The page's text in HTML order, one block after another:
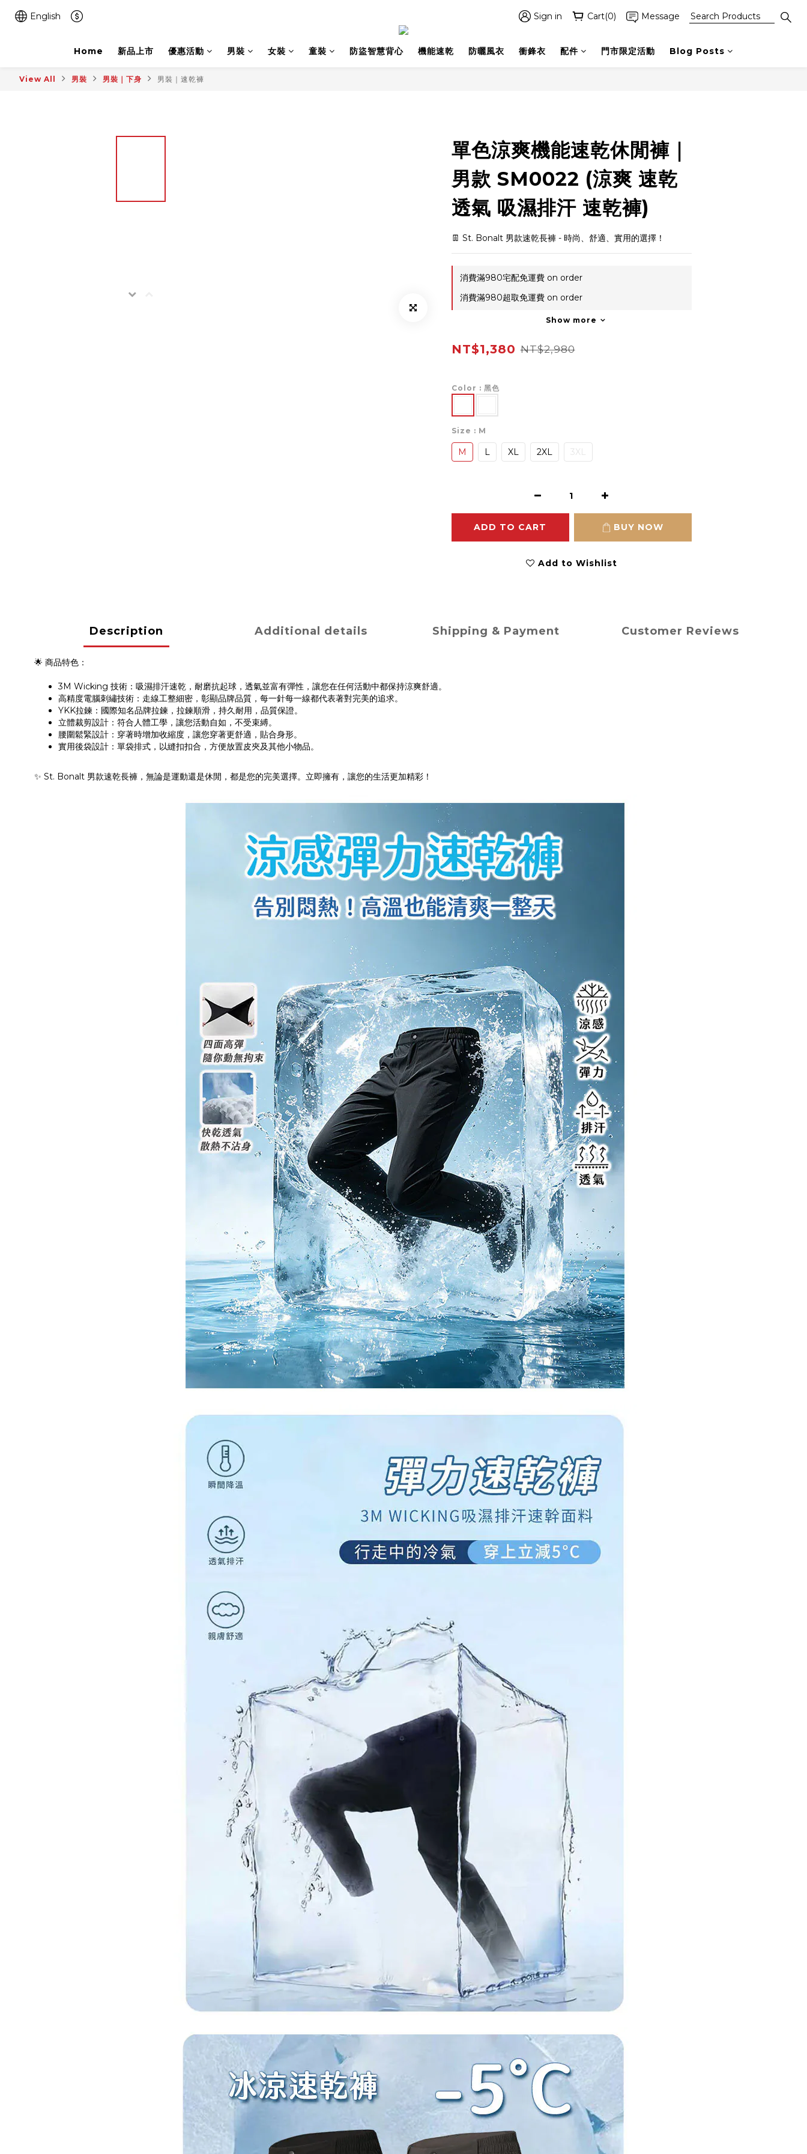
English Sign in Cart(0) Message
Home 新品上市 優惠活動 男裝 女裝 童裝 防盜智慧背心 機能速乾 防曬風衣 衝鋒衣 配件 門市限定活動 Blog Posts
View All 男裝 男裝｜下身 男裝｜速乾褲
單色涼爽機能速乾休閒褲｜
男款 SM0022 (涼爽 速乾
透氣 吸濕排汗 速乾褲)
👖 St. Bonalt 男款速乾長褲 - 時尚、舒適、實用的選擇！
消費滿980宅配免運費 on order
消費滿980超取免運費 on order
Show more
NT$1,380 NT$2,980
Color : 黑色
Size : M
M L XL 2XL 3XL
ADD TO CART BUY NOW
Add to Wishlist
Description Additional details Shipping & Payment Customer Reviews
🌟 商品特色：
3M Wicking 技術：吸濕排汗速乾，耐磨抗起球，透氣並富有彈性，讓您在任何活動中都保持涼爽舒適。
高精度電腦刺繡技術：走線工整細密，彰顯品牌品質，每一針每一線都代表著對完美的追求。
YKK拉鍊：國際知名品牌拉鍊，拉鍊順滑，持久耐用，品質保證。
立體裁剪設計：符合人體工學，讓您活動自如，不受束縛。
腰圍鬆緊設計：穿著時增加收縮度，讓您穿著更舒適，貼合身形。
實用後袋設計：單袋排式，以縫扣扣合，方便放置皮夾及其他小物品。
✨ St. Bonalt 男款速乾長褲，無論是運動還是休閒，都是您的完美選擇。立即擁有，讓您的生活更加精彩！